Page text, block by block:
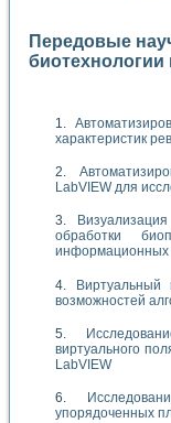
Передовые
биотехнологии
характеристик
LabVIEW для
обработки
информационных
Виртуальный
возможностей
виртуального
LabVIEW
упорядоченных